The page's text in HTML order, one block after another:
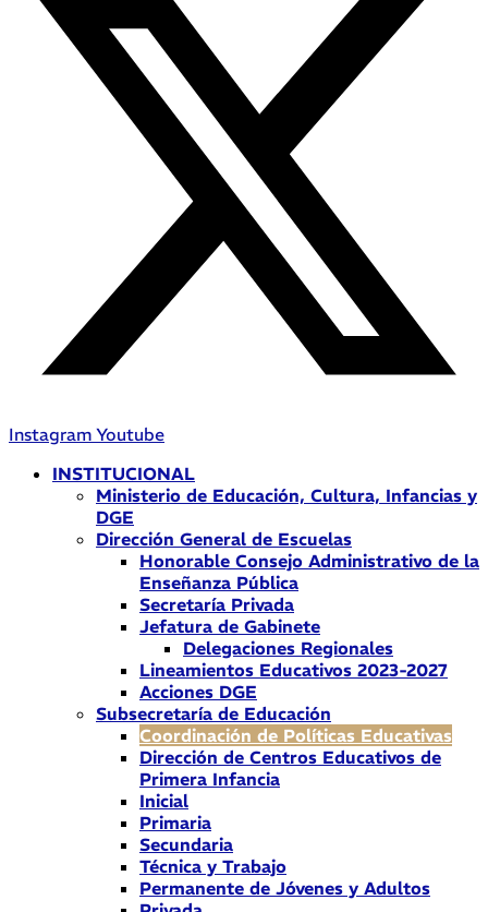
Instagram Youtube
INSTITUCIONAL
Ministerio de Educación, Cultura, Infancias y
DGE
Dirección General de Escuelas
Honorable Consejo Administrativo de la
Enseñanza Pública
Secretaría Privada
Jefatura de Gabinete
Delegaciones Regionales
Lineamientos Educativos 2023-2027
Acciones DGE
Subsecretaría de Educación
Coordinación de Políticas Educativas
Dirección de Centros Educativos de
Primera Infancia
Inicial
Primaria
Secundaria
Técnica y Trabajo
Permanente de Jóvenes y Adultos